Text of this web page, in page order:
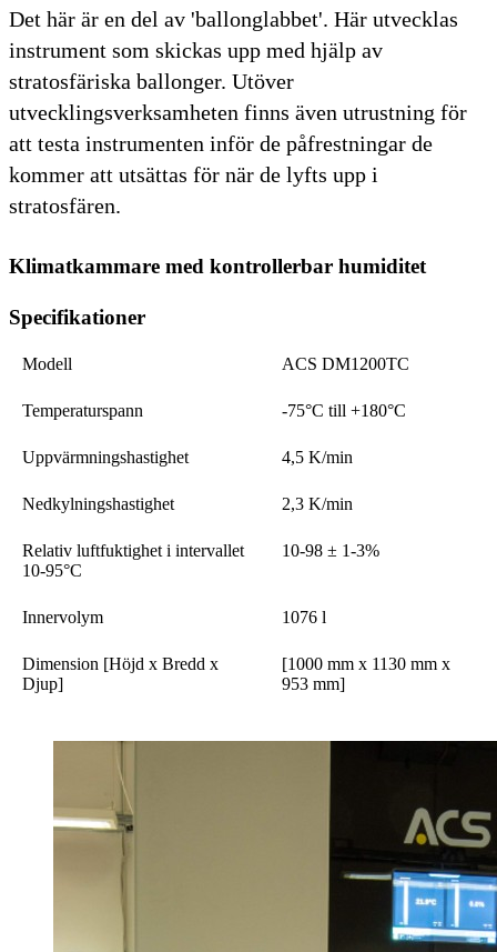
Det här är en del av 'ballonglabbet'. Här utvecklas
instrument som skickas upp med hjälp av
stratosfäriska ballonger. Utöver
utvecklingsverksamheten finns även utrustning för
att testa instrumenten inför de påfrestningar de
kommer att utsättas för när de lyfts upp i
stratosfären.
Klimatkammare med kontrollerbar humiditet
Specifikationer
Modell ACS DM1200TC
Temperaturspann -75°C till +180°C
Uppvärmningshastighet 4,5 K/min
Nedkylningshastighet 2,3 K/min
Relativ luftfuktighet i intervallet
10-95°C
10-98 ± 1-3%
Innervolym 1076 l
Dimension [Höjd x Bredd x
Djup]
[1000 mm x 1130 mm x
953 mm]